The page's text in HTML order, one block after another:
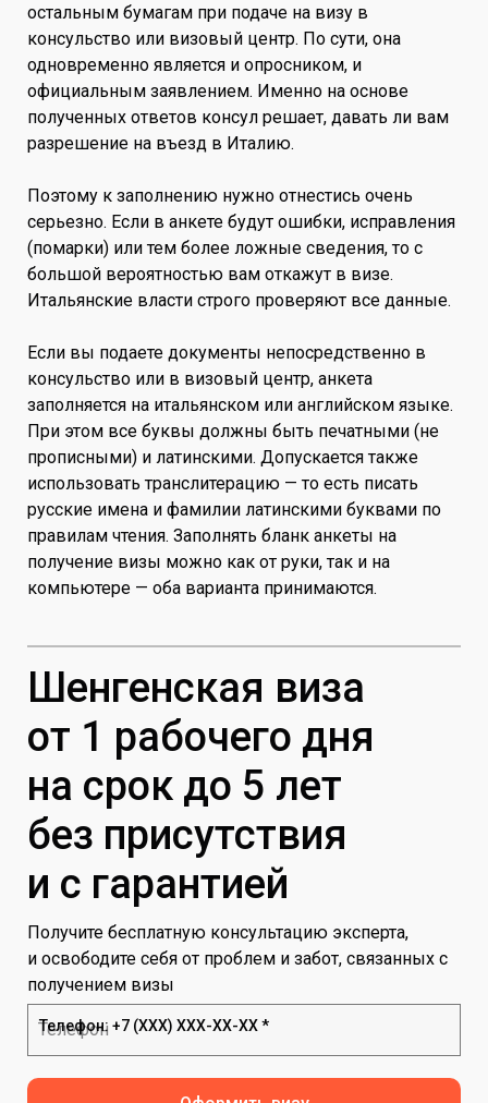
остальным бумагам при подаче на визу в
консульство или визовый центр. По сути, она
одновременно является и опросником, и
официальным заявлением. Именно на основе
полученных ответов консул решает, давать ли вам
разрешение на въезд в Италию.
Поэтому к заполнению нужно отнестись очень
серьезно. Если в анкете будут ошибки, исправления
(помарки) или тем более ложные сведения, то с
большой вероятностью вам откажут в визе.
Итальянские власти строго проверяют все данные.
Если вы подаете документы непосредственно в
консульство или в визовый центр, анкета
заполняется на итальянском или английском языке.
При этом все буквы должны быть печатными (не
прописными) и латинскими. Допускается также
использовать транслитерацию — то есть писать
русские имена и фамилии латинскими буквами по
правилам чтения. Заполнять бланк анкеты на
получение визы можно как от руки, так и на
компьютере — оба варианта принимаются.
Шенгенская виза
от 1 рабочего дня
на срок до 5 лет
без присутствия
и с гарантией
Получите бесплатную консультацию эксперта,
и освободите себя от проблем и забот, связанных с
получением визы
Телефон: +7 (ХХХ) ХХХ-ХХ-ХХ *